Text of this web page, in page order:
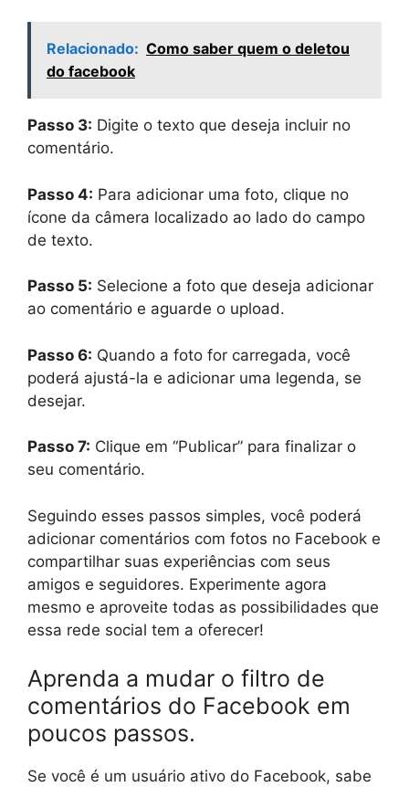
Relacionado: Como saber quem o deletou
do facebook
Passo 3: Digite o texto que deseja incluir no
comentário.
Passo 4: Para adicionar uma foto, clique no
ícone da câmera localizado ao lado do campo
de texto.
Passo 5: Selecione a foto que deseja adicionar
ao comentário e aguarde o upload.
Passo 6: Quando a foto for carregada, você
poderá ajustá-la e adicionar uma legenda, se
desejar.
Passo 7: Clique em “Publicar” para finalizar o
seu comentário.
Seguindo esses passos simples, você poderá
adicionar comentários com fotos no Facebook e
compartilhar suas experiências com seus
amigos e seguidores. Experimente agora
mesmo e aproveite todas as possibilidades que
essa rede social tem a oferecer!
Aprenda a mudar o filtro de
comentários do Facebook em
poucos passos.
Se você é um usuário ativo do Facebook, sabe